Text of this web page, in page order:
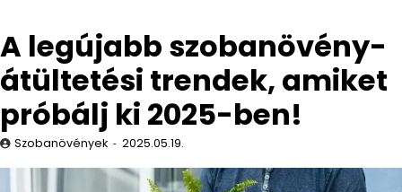
A legújabb szobanövény-
átültetési trendek, amiket
próbálj ki 2025-ben!
Szobanövények 2025.05.19.